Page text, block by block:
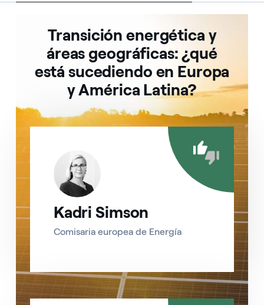
Transición energética y
áreas geográficas: ¿qué
está sucediendo en Europa
y América Latina?
Kadri Simson
Comisaria europea de Energía